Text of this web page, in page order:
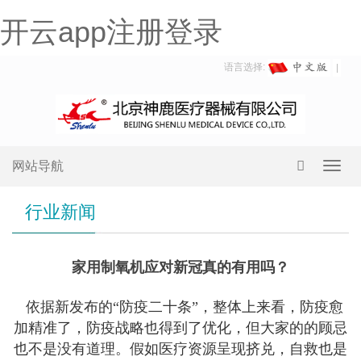
开云app注册登录
语言选择:
网站导航
行业新闻
家用制氧机应对新冠真的有用吗？
依据新发布的“防疫二十条”，整体上来看，防疫愈
加精准了，防疫战略也得到了优化，但大家的的顾忌
也不是没有道理。假如医疗资源呈现挤兑，自救也是